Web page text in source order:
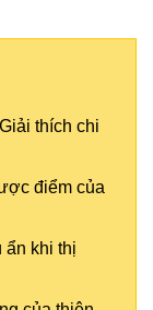
thích chi
điểm của
ẩn khi thị